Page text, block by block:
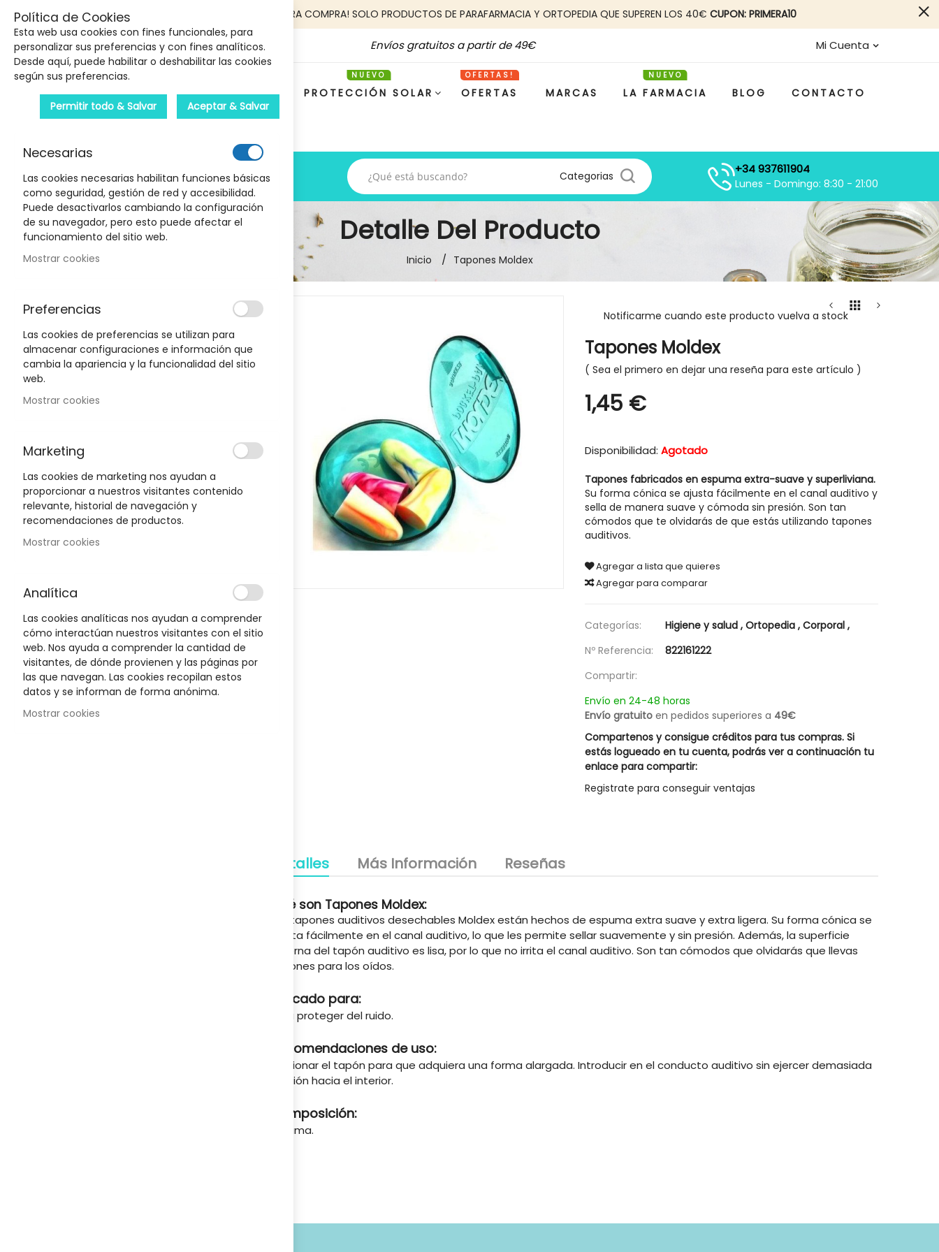
5€ DE DESCUENTO EN TU PRIMERA COMPRA! SOLO PRODUCTOS DE PARAFARMACIA Y ORTOPEDIA QUE SUPEREN LOS 40€ CUPON: PRIMERA10
Envíos gratuitos a partir de 49€ Mi Cuenta
PROTECCIÓN SOLAR OFERTAS MARCAS LA FARMACIA BLOG CONTACTO
PRODUCTOS Categorias +34 937611904
Lunes - Domingo: 8:30 - 21:00
Detalle Del Producto
Inicio Tapones Moldex
Notificarme cuando este producto vuelva a stock
Tapones Moldex
Sea el primero en dejar una reseña para este artículo
1,45 €
Disponibilidad: Agotado
Tapones fabricados en espuma extra-suave y superliviana.
Su forma cónica se ajusta fácilmente en el canal auditivo y
sella de manera suave y cómoda sin presión. Son tan
cómodos que te olvidarás de que estás utilizando tapones
auditivos.
Agregar a lista que quieres
Agregar para comparar
Categorías: Higiene y salud , Ortopedia , Corporal ,
Nº Referencia:
822161222
Compartir:
Envío en 24-48 horas
Envío gratuito en pedidos superiores a 49€
Compartenos y consigue créditos para tus compras. Si
estás logueado en tu cuenta, podrás ver a continuación tu
enlace para compartir:
Registrate para conseguir ventajas
Detalles Más Información Reseñas
Qué son Tapones Moldex:
Los tapones auditivos desechables Moldex están hechos de espuma extra suave y extra ligera. Su forma cónica se
ajusta fácilmente en el canal auditivo, lo que les permite sellar suavemente y sin presión. Además, la superficie
externa del tapón auditivo es lisa, por lo que no irrita el canal auditivo. Son tan cómodos que olvidarás que llevas
tapones para los oídos.
Indicado para:
Para proteger del ruido.
Recomendaciones de uso:
Presionar el tapón para que adquiera una forma alargada. Introducir en el conducto auditivo sin ejercer demasiada
presión hacia el interior.
Composición:
Espuma.
Marcas
Oportunidad!
Ml
HIGIENE Y SALUD
Champú Caspa Grasa Lipoacid Rueber
18,17 € 25,95 €
-30%
Champú Cabellos Blancos Silver Hair
-30%
Biotyne Innovative Rueber
34,27 €
Política de Cookies
Esta web usa cookies con fines funcionales, para
personalizar sus preferencias y con fines analíticos.
Desde aquí, puede habilitar o deshabilitar las cookies
según sus preferencias.
Permitir todo & Salvar Aceptar & Salvar
Necesarias
Las cookies necesarias habilitan funciones básicas
como seguridad, gestión de red y accesibilidad.
Puede desactivarlos cambiando la configuración
de su navegador, pero esto puede afectar el
funcionamiento del sitio web.
Mostrar cookies
Preferencias
Las cookies de preferencias se utilizan para
almacenar configuraciones e información que
cambia la apariencia y la funcionalidad del sitio
web.
Mostrar cookies
Marketing
Las cookies de marketing nos ayudan a
proporcionar a nuestros visitantes contenido
relevante, historial de navegación y
recomendaciones de productos.
Mostrar cookies
Analítica
Las cookies analíticas nos ayudan a comprender
cómo interactúan nuestros visitantes con el sitio
web. Nos ayuda a comprender la cantidad de
visitantes, de dónde provienen y las páginas por
las que navegan. Las cookies recopilan estos
datos y se informan de forma anónima.
Mostrar cookies